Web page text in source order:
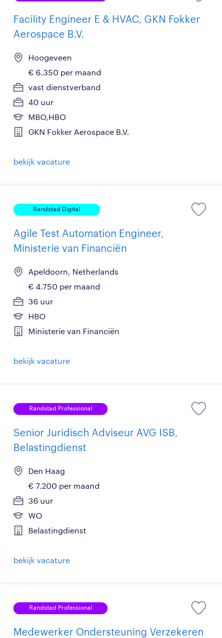
Facility Engineer E & HVAC, GKN Fokker
Aerospace B.V.
Hoogeveen
€ 6.350 per maand
vast dienstverband
40 uur
MBO,HBO
GKN Fokker Aerospace B.V.
bekijk vacature
Randstad Digital
Agile Test Automation Engineer,
Ministerie van Financiën
Apeldoorn, Netherlands
€ 4.750 per maand
36 uur
HBO
Ministerie van Financiën
bekijk vacature
Randstad Professional
Senior Juridisch Adviseur AVG ISB,
Belastingdienst
Den Haag
€ 7.200 per maand
36 uur
WO
Belastingdienst
bekijk vacature
Randstad Professional
Medewerker Ondersteuning Verzekeren